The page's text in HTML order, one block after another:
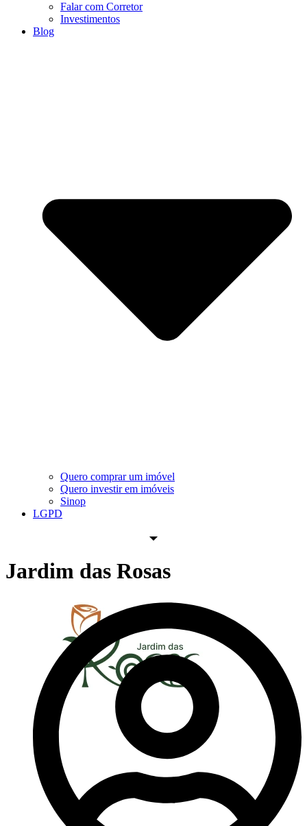
Falar com Corretor
Investimentos
Blog
Quero comprar um imóvel
Quero investir em imóveis
Sinop
LGPD
Jardim das Rosas